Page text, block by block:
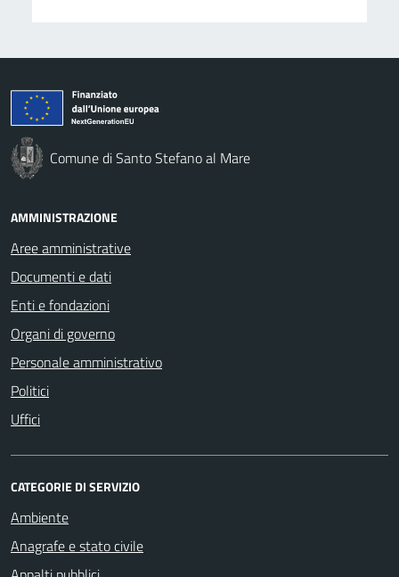
Comune di Santo Stefano al Mare
AMMINISTRAZIONE
Aree amministrative
Documenti e dati
Enti e fondazioni
Organi di governo
Personale amministrativo
Politici
Uffici
CATEGORIE DI SERVIZIO
Ambiente
Anagrafe e stato civile